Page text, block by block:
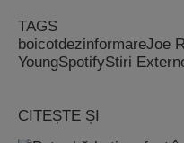
TAGS
boicotdezinformareJoe
YoungSpotifyStiri
CITEȘTE ȘI